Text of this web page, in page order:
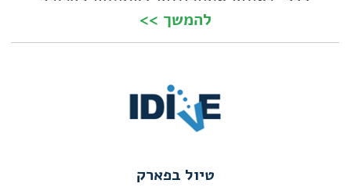
הישראלי, מפעילים יחד את מועדון אקווה דור,
הנושק לאחד החופים היפים בארץ. השניים
הארכיאולוגיים
להמשך >>
טיול בפארק